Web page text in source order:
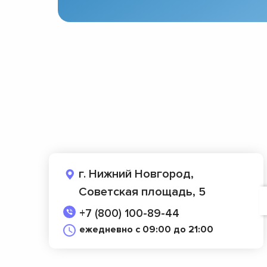
г. Нижний Новгород,
Советская площадь, 5
+7 (800) 100-89-44
ежедневно с 09:00 до 21:00